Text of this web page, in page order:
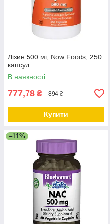
Лізин 500 мг, Now Foods, 250
капсул
В наявності
777,78 ₴ 894 ₴
Купити
–11%